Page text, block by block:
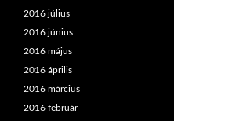
2016 július
2016 június
2016 május
2016 április
2016 március
2016 február